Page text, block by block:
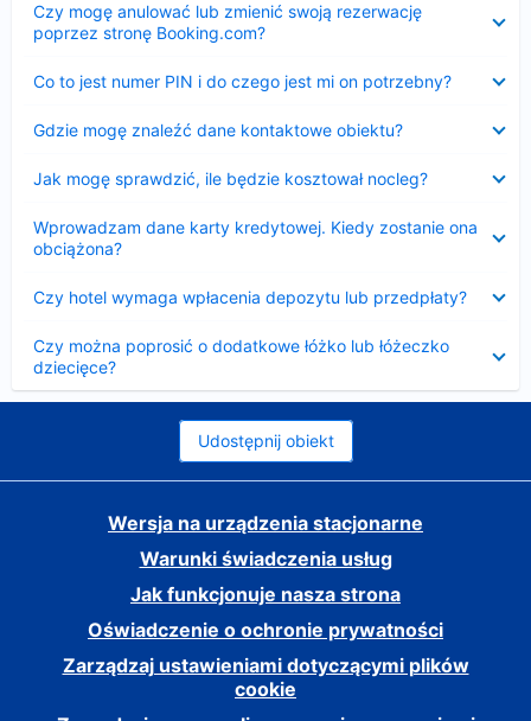
Czy mogę anulować lub zmienić swoją rezerwację
poprzez stronę Booking.com?
Co to jest numer PIN i do czego jest mi on potrzebny?
Gdzie mogę znaleźć dane kontaktowe obiektu?
Jak mogę sprawdzić, ile będzie kosztował nocleg?
Wprowadzam dane karty kredytowej. Kiedy zostanie ona
obciążona?
Czy hotel wymaga wpłacenia depozytu lub przedpłaty?
Czy można poprosić o dodatkowe łóżko lub łóżeczko
dziecięce?
Udostępnij obiekt
Wersja na urządzenia stacjonarne
Warunki świadczenia usług
Jak funkcjonuje nasza strona
Oświadczenie o ochronie prywatności
Zarządzaj ustawieniami dotyczącymi plików
cookie